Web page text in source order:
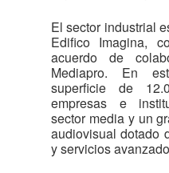
El sector industrial
Edifico Imagina,
acuerdo de
Mediapro. En
superficie de
empresas e
sector media y un
audiovisual dotado
y servicios